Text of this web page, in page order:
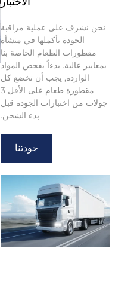
نحن نشرف على عملية مراقبة
الجودة بأكملها في منشأة
مقطورات الطعام الخاصة بنا
بمعايير عالية. بدءاً بفحص المواد
الواردة, يجب أن تخضع كل
مقطورة طعام على الأقل 3
جولات من اختبارات الجودة قبل
بدء الشحن.
جودتنا